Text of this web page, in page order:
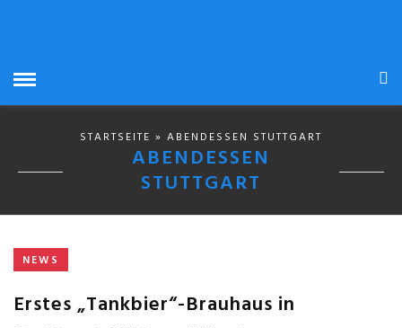
STARTSEITE » ABENDESSEN STUTTGART
ABENDESSEN
STUTTGART
NEWS
Erstes „Tankbier“-Brauhaus in